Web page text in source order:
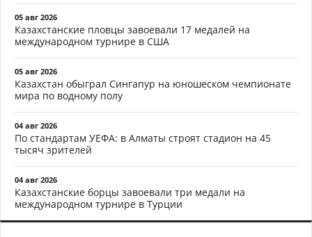
05 авг 2026
Казахстанские пловцы завоевали 17 медалей на
международном турнире в США
05 авг 2026
Казахстан обыграл Сингапур на юношеском чемпионате
мира по водному полу
04 авг 2026
По стандартам УЕФА: в Алматы строят стадион на 45
тысяч зрителей
04 авг 2026
Казахстанские борцы завоевали три медали на
международном турнире в Турции